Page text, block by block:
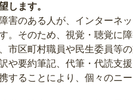
します。
害のある人が、インターネ
。そのため、視覚・聴覚に
市区町村職員や民生委員等
や要約筆記、代筆・代読支
することにより、個々のニ